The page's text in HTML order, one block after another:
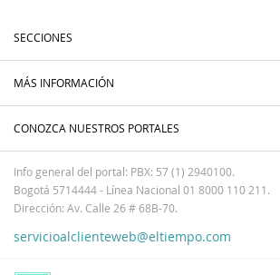
SECCIONES
MÁS INFORMACIÓN
CONOZCA NUESTROS PORTALES
Info general del portal: PBX: 57 (1) 2940100.
Bogotá 5714444 - Línea Nacional 01 8000 110 211.
Dirección: Av. Calle 26 # 68B-70.
servicioalclienteweb@eltiempo.com